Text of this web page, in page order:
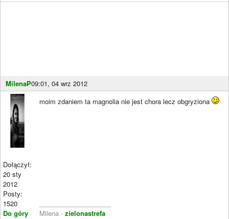
MilenaP09:01, 04 wrz 2012
Dołączył:
20 sty
2012
Posty:
1520
Do góry
moim zdaniem ta magnolia nie jest chora lecz obgryziona
Milena - zielonastrefa